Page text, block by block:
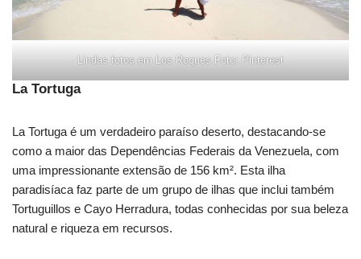
Lindas fotos em Los Roques Foto: Pinterest
La Tortuga
La Tortuga é um verdadeiro paraíso deserto, destacando-se
como a maior das Dependências Federais da Venezuela, com
uma impressionante extensão de 156 km². Esta ilha
paradisíaca faz parte de um grupo de ilhas que inclui também
Tortuguillos e Cayo Herradura, todas conhecidas por sua beleza
natural e riqueza em recursos.